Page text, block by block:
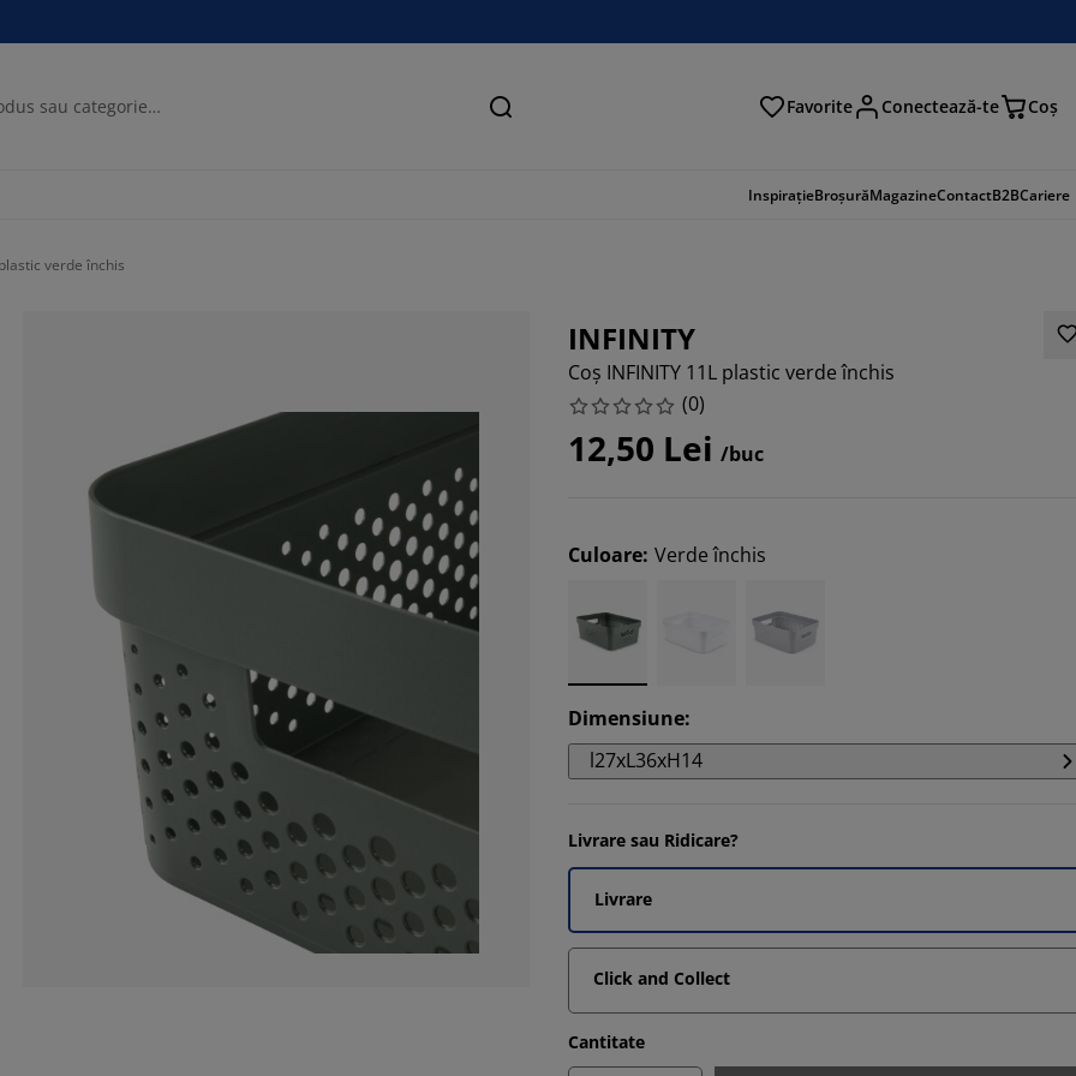
Căutare Favorite Conectează-te Coş
InspirațieBroșurăMagazineContactB2BCariere
verde închis
INFINITY
Coș INFINITY 11L plastic verde închis
(0)
12,50 Lei /buc
Culoare: Verde închis
Dimensiune:
l27xL36xH14
Livrare sau Ridicare?
Livrare
Click and Collect
Cantitate